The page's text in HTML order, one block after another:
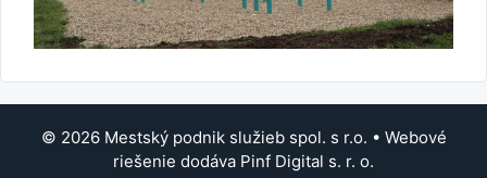
© 2026 Mestský podnik služieb spol. s r.o. • Webové
riešenie dodáva Pinf Digital s. r. o.